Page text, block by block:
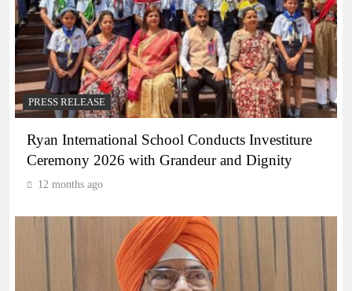
PRESS RELEASE
Ryan International School Conducts Investiture
Ceremony 2026 with Grandeur and Dignity
12 months ago